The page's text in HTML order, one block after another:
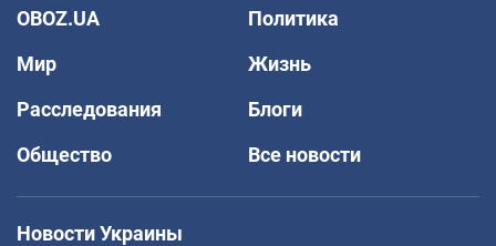
OBOZ.UA
Политика
Мир
Жизнь
Расследования
Блоги
Общество
Все новости
Новости Украины